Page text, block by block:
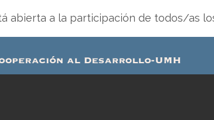
abierta a la participación de todos/as